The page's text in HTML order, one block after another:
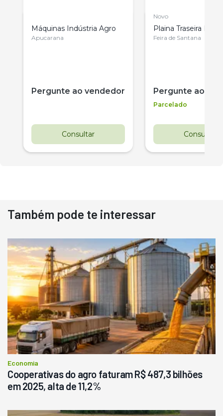
Máquinas Indústria Agro
Apucarana
Pergunte ao vendedor
Consultar
Novo
Plaina Traseira Rc
Feira de Santana
Pergunte ao
Parcelado
Consultar
Também pode te interessar
Economia
Cooperativas do agro faturam R$ 487,3 bilhões
em 2025, alta de 11,2%